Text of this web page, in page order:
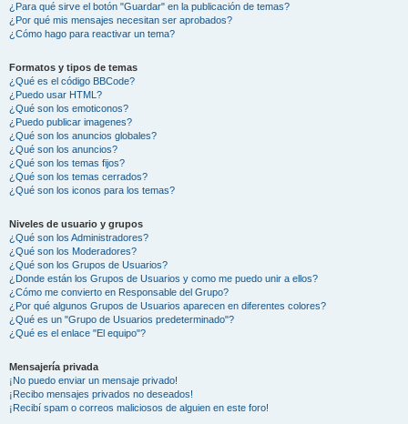
¿Para qué sirve el botón "Guardar" en la publicación de temas?
¿Por qué mis mensajes necesitan ser aprobados?
¿Cómo hago para reactivar un tema?
Formatos y tipos de temas
¿Qué es el código BBCode?
¿Puedo usar HTML?
¿Qué son los emoticonos?
¿Puedo publicar imagenes?
¿Qué son los anuncios globales?
¿Qué son los anuncios?
¿Qué son los temas fijos?
¿Qué son los temas cerrados?
¿Qué son los iconos para los temas?
Niveles de usuario y grupos
¿Qué son los Administradores?
¿Qué son los Moderadores?
¿Qué son los Grupos de Usuarios?
¿Donde están los Grupos de Usuarios y como me puedo unir a ellos?
¿Cómo me convierto en Responsable del Grupo?
¿Por qué algunos Grupos de Usuarios aparecen en diferentes colores?
¿Qué es un "Grupo de Usuarios predeterminado"?
¿Qué es el enlace "El equipo"?
Mensajería privada
¡No puedo enviar un mensaje privado!
¡Recibo mensajes privados no deseados!
¡Recibí spam o correos maliciosos de alguien en este foro!